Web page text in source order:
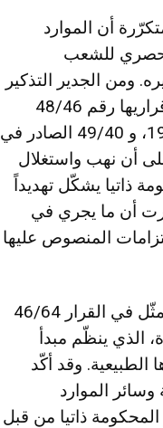
أن الموارد
حصري للشعب
ومن الجدير التذكير
بأنّ الجمعية العامة للأمم المتحدة، في قراريها رقم 48/46
الصادر في 10 كانون الأول/ديسمبر 1992، و 49/40 الصادر في
1994، شدّدت على أن نهب واستغلال
ذاتيا يشكّل تهديداً
أن ما يجري في
المنصوص عليها
أما الأساس القانوني لهذه المسألة، فيتمثّل في القرار 46/64
الذي ينظّم مبدأ
وقد أكّد
وسائر الموارد
ذاتيا من قبل